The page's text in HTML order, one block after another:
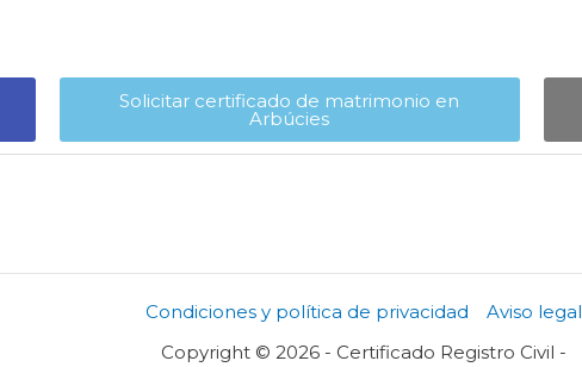
Solicitar certificado de matrimonio en
Arbúcies​
Condiciones y política de privacidad
Aviso legal
Copyright © 2026 - Certificado Registro Civil -